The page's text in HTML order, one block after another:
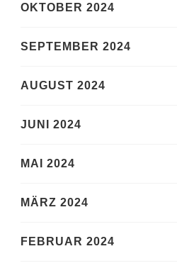
OKTOBER 2024
SEPTEMBER 2024
AUGUST 2024
JUNI 2024
MAI 2024
MÄRZ 2024
FEBRUAR 2024